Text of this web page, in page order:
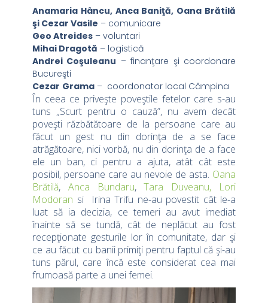
Anamaria Hâncu, Anca Baniţă, Oana Brătilă
şi Cezar Vasile – comunicare
Geo Atreides – voluntari
Mihai Dragotă – logistică
Andrei Coşuleanu – finanţare şi coordonare
Bucureşti
Cezar Grama – coordonator local Câmpina
În ceea ce priveşte poveştile fetelor care s-au
tuns „Scurt pentru o cauză”, nu avem decât
poveşti răzbătătoare de la persoane care au
făcut un gest nu din dorinţa de a se face
atrăgătoare, nici vorbă, nu din dorinţa de a face
ele un ban, ci pentru a ajuta, atât cât este
posibil, persoane care au nevoie de asta. Oana
Brătilă, Anca Bundaru,Tara Duveanu,
Lori
Modoran si Irina Trifu ne-au povestit cât le-a
luat să ia decizia, ce temeri au avut imediat
înainte să se tundă, cât de neplăcut au fost
recepţionate gesturile lor în comunitate, dar şi
ce au făcut cu banii primiţi pentru faptul că şi-au
tuns părul, care încă este considerat cea mai
frumoasă parte a unei femei.